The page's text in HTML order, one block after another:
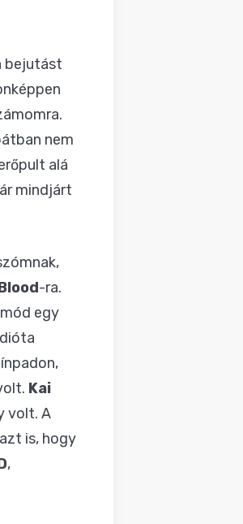
bejutást
nem
alá
mindjárt
-ra.
egy
Kai
volt. A
is, hogy
,